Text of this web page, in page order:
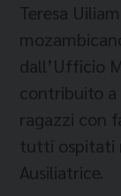
Teresa
dall’Ufficio
contribuito a
ragazzi con
tutti ospitati
Ausiliatrice.